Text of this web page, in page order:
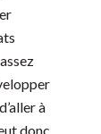
à
donc